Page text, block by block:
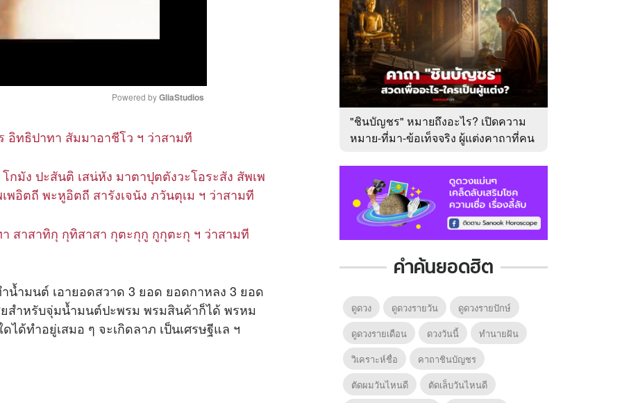
M
t
e
Powered by GliaStudios
อิทธิปาทา สัมมาอาชีโว ฯ ว่าสามที
มัง ปะสันติ เสน่หัง มาตาปุตตังวะโอระสัง สัพเพ
อิตถี พะหูอิตถี สารังเจนัง ภวันตุเม ฯ ว่าสามที
สาสาทิกุ กุทิสาสา กุตะกุกู กูกุตะกุ ฯ ว่าสามที
ำมนต์ เอายอดสวาด 3 ยอด ยอดกาหลง 3 ยอด
สำหรับจุ่มน้ำมนต์ปะพรม พรมสินค้าก็ได้ พรหม
ด้ทำอยู่เสมอ ๆ จะเกิดลาภ เป็นเศรษฐีแล ฯ
"ชินบัญชร" หมายถึงอะไร? เปิดความ
หมาย-ที่มา-ข้อเท็จจริง ผู้แต่งคาถาที่คน
คำค้นยอดฮิต
ดูดวง ดูดวงรายวัน
ดูดวงรายปักษ์
ดูดวงรายเดือน
ดวงวันนี้
ทํานายฝัน
วิเคราะห์ชื่อ
คาถาชินบัญชร
ตัดผมวันไหนดี
ตัดเล็บวันไหนดี